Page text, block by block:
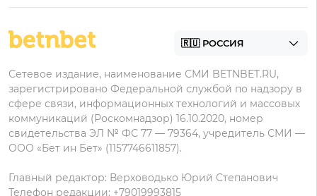
Zenit
БК для ставок с мобильного
Фонбет на Андроид
Олимп на Андроид
Пользовательское соглашение
данных
Сетевое издание, наименование СМИ BETNBET.RU,
зарегистрировано Федеральной службой по надзору в
сфере связи, информационных технологий и массовых
коммуникаций (Роскомнадзор) 16.10.2020, номер
свидетельства ЭЛ № ФС 77 — 79364, учредитель СМИ —
ООО «Бет ин Бет» (1157746611857).
Главный редактор: Верховодько Юрий Степанович
Телефон редакции: +79019993815